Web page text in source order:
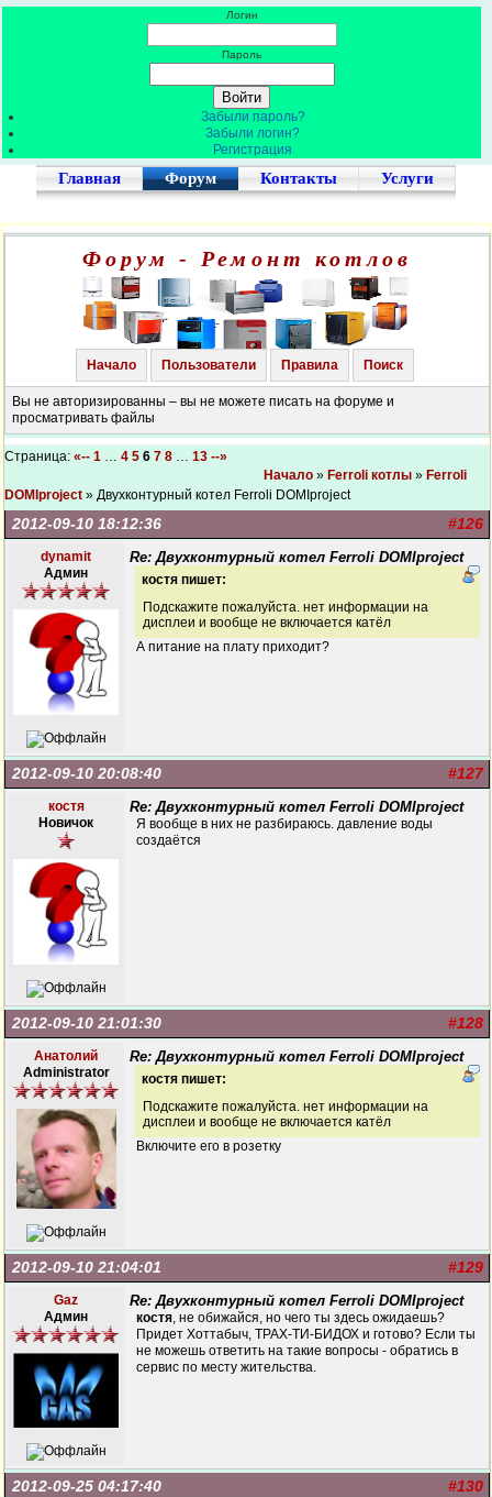
Логин
Пароль
Забыли пароль?
Забыли логин?
Регистрация
Главная Форум Контакты Услуги
Форум - Ремонт котлов
Начало Пользователи Правила Поиск
Вы не авторизированны – вы не можете писать на форуме и
просматривать файлы
Страница: «-- 1 … 4 5 6 7 8 … 13 --»
Начало » Ferroli котлы » Ferroli
DOMIproject » Двухконтурный котел Ferroli DOMIproject
#126
2012-09-10 18:12:36
dynamit
Админ
Re: Двухконтурный котел Ferroli DOMIproject
костя пишет:
Подскажите пожалуйста. нет информации на
дисплеи и вообще не включается катёл
А питание на плату приходит?
#127
2012-09-10 20:08:40
костя
Новичок
Re: Двухконтурный котел Ferroli DOMIproject
Я вообще в них не разбираюсь. давление воды
создаётся
#128
2012-09-10 21:01:30
Анатолий
Administrator
Re: Двухконтурный котел Ferroli DOMIproject
костя пишет:
Подскажите пожалуйста. нет информации на
дисплеи и вообще не включается катёл
Включите его в розетку
#129
2012-09-10 21:04:01
Gaz
Админ
Re: Двухконтурный котел Ferroli DOMIproject
костя, не обижайся, но чего ты здесь ожидаешь?
Придет Хоттабыч, ТРАХ-ТИ-БИДОХ и готово? Если ты
не можешь ответить на такие вопросы - обратись в
сервис по месту жительства.
#130
2012-09-25 04:17:40